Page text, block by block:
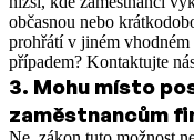
občasnou nebo
prohřátí v jiném
případem? Kontaktujte
3. Mohu místo
zaměstnancům